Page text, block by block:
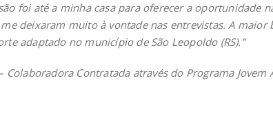
foi até a minha casa para oferecer a oportunidade
deixaram muito à vontade nas entrevistas. A
adaptado no município de São Leopoldo (RS).”
Colaboradora Contratada através do Programa Jovem